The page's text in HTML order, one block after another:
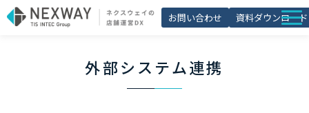
お問い合わせ 資料ダウンロード
導入事例
外部システム連携